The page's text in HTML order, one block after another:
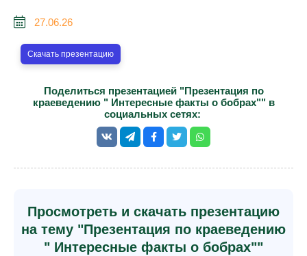
27.06.26
Скачать презентацию
Поделиться презентацией "Презентация по
краеведению " Интересные факты о бобрах"" в
социальных сетях:
Просмотреть и скачать презентацию
на тему "Презентация по краеведению
" Интересные факты о бобрах""